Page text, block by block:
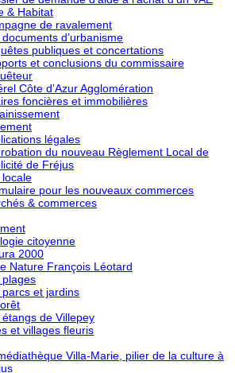
& Habitat
de ravalement
documents d’urbanisme
publiques et concertations
et conclusions du commissaire
Côte d’Azur Agglomération
foncières et immobilières
légales
du nouveau Règlement Local de
de Fréjus
locale
pour les nouveaux commerces
& commerces
citoyenne
2000
Nature François Léotard
plages
parcs et jardins
étangs de Villepey
et villages fleuris
Villa-Marie, pilier de la culture à